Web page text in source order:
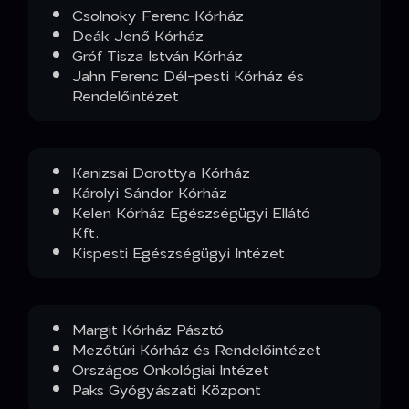
Csolnoky Ferenc Kórház
Deák Jenő Kórház
Gróf Tisza István Kórház
Jahn Ferenc Dél-pesti Kórház és
Rendelőintézet
Kanizsai Dorottya Kórház
Károlyi Sándor Kórház
Kelen Kórház Egészségügyi Ellátó
Kft.
Kispesti Egészségügyi Intézet
Margit Kórház Pásztó
Mezőtúri Kórház és Rendelőintézet
Országos Onkológiai Intézet
Paks Gyógyászati Központ